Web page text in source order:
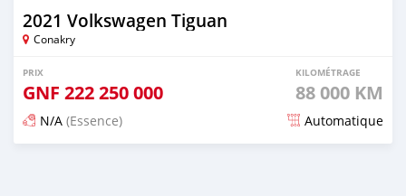
2021 Volkswagen Tiguan
Conakry
PRIX
GNF 222 250 000
KILOMÉTRAGE
88 000 KM
N/A (Essence) Automatique